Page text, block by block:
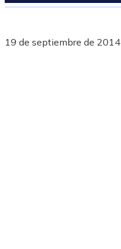
19 de septiembre de 2014